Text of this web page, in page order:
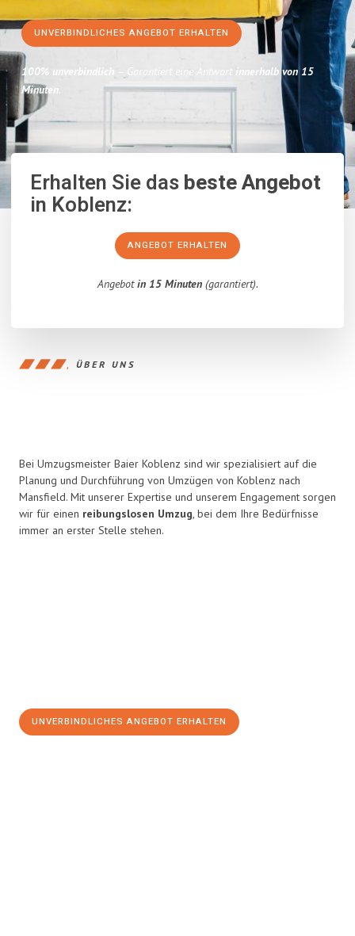
UNVERBINDLICHES ANGEBOT ERHALTEN
100% unverbindlich – Garantiert eine Antwort innerhalb von 15
Minuten.
Erhalten Sie dasbeste Angebot
in Koblenz:
ANGEBOT ERHALTEN
Angebotin 15 Minuten(garantiert).
ÜBER UNS
Bei Umzugsmeister Baier Koblenz sind wir spezialisiert auf die
Planung und Durchführung von Umzügen von Koblenz nach
Mansfield. Mit unserer Expertise und unserem Engagement sorgen
wir für einen reibungslosen Umzug, bei dem Ihre Bedürfnisse
immer an erster Stelle stehen.
UNVERBINDLICHES ANGEBOT ERHALTEN